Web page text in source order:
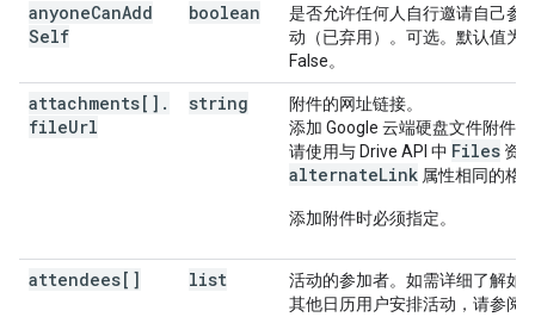
anyoneCanAdd
Self
boolean
是否允许任何人自行邀请自己参
动（已弃用）。可选。默认值为
False。
attachments[] .
fileUrl
string
附件的网址链接。
添加 Google 云端硬盘文件附件
请使用与 Drive API 中 Files 资
alternateLink 属性相同的格
添加附件时必须指定。
attendees[] list
活动的参加者。如需详细了解如
其他日历用户安排活动，请参阅